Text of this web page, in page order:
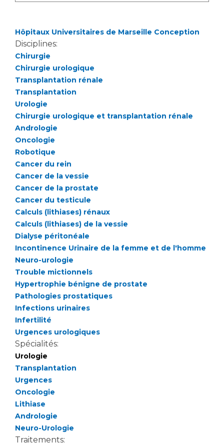
Hôpitaux Universitaires de Marseille Conception
Disciplines:
Chirurgie
Chirurgie urologique
Transplantation rénale
Transplantation
Urologie
Chirurgie urologique et transplantation rénale
Andrologie
Oncologie
Robotique
Cancer du rein
Cancer de la vessie
Cancer de la prostate
Cancer du testicule
Calculs (lithiases) rénaux
Calculs (lithiases) de la vessie
Dialyse péritonéale
Incontinence Urinaire de la femme et de l'homme
Neuro-urologie
Trouble mictionnels
Hypertrophie bénigne de prostate
Pathologies prostatiques
Infections urinaires
Infertilité
Urgences urologiques
Spécialités:
Urologie
Transplantation
Urgences
Oncologie
Lithiase
Andrologie
Neuro-Urologie
Traitements: